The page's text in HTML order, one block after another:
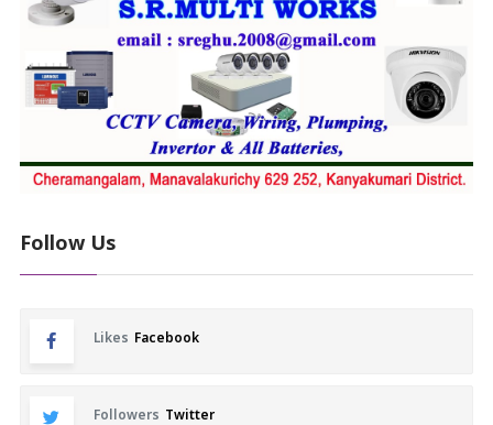
Follow Us
Likes Facebook
Followers Twitter